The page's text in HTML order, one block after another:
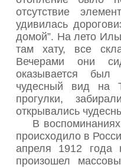
отсутствие
удивилась
домой”. На лето
там хату, все
Вечерами они
оказывается был
чудесный вид на
прогулки,
открывались
В воспоминаниях
происходило в
апреля 1912 года
произошел